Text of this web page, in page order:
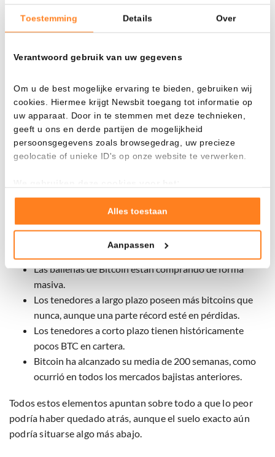
Toestemming Details Over
Verantwoord gebruik van uw gegevens
Om u de best mogelijke ervaring te bieden, gebruiken wij
cookies. Hiermee krijgt Newsbit toegang tot informatie op
uw apparaat. Door in te stemmen met deze technieken,
geeft u ons en derde partijen de mogelijkheid
persoonsgegevens zoals browsegedrag, uw precieze
geolocatie of unieke ID's op onze website te verwerken.
Goed laten functioneren van deze website
Verzamelen van gebruiksstatistieken
Tonen en meten van relevante advertenties
Klik hieronder om ons toestemming te geven om deze
maak gedetailleerde keuzes, waaronder het maken van
bezwaar tegen bedrijven die persoonsgegevens verwerken
op basis van gerechtvaardigd belang. U kunt uw privacy-
instellingen te allen tijde inzien en bijwerken door op de
tekst 'cookies' te klikken onderaan de pagina. Voor meer
informatie: zie onsprivacy
Alles toestaan
Aanpassen
ocasiones anteriores en las que ocurrió algo similar, la
rentabilidad mediana durante los cien días posteriores fue
a un mejor comportamiento alcista de los precios al
contado y podría favorecer una mayor asignación a activos
de riesgo como las criptomonedas», señaló un portavoz de
Block Scholes.
Divergencia alcistaen los marcos temporales largos:
Bitcoin ha marcado mínimos más bajos, mientras que
Las ballenas de Bitcoin están comprando de forma
masiva.
Los tenedores a largo plazo poseen más bitcoins que
nunca, aunque una parte récord esté en pérdidas.
Los tenedores a corto plazo tienen históricamente
pocos BTC en cartera.
Bitcoin ha alcanzado su media de 200 semanas, como
ocurrió en todos los mercados bajistas anteriores.
Todos estos elementos apuntan sobre todo a que lo peor
podría haber quedado atrás, aunque el suelo exacto aún
podría situarse algo más abajo.